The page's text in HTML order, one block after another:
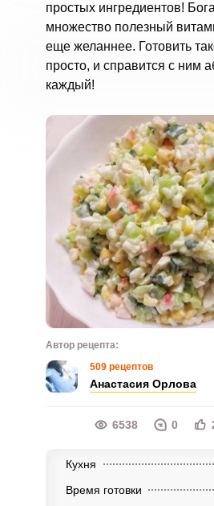
простых ингредиентов!
множество полезный
еще желаннее. Готовить
просто, и справится с ним
каждый!
Автор рецепта:
509 рецептов
Анастасия Орлова
6538 0
Кухня
Время готовки